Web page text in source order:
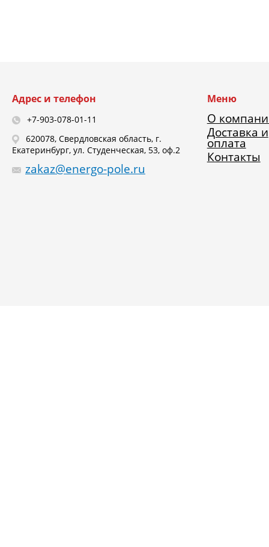
Адрес и телефон
+7-903-078-01-11
620078, Свердловская область, г.
Екатеринбург, ул. Студенческая, 53, оф.2
zakaz@energo-pole.ru
Меню
О
Доставка и
оплата
Контакты